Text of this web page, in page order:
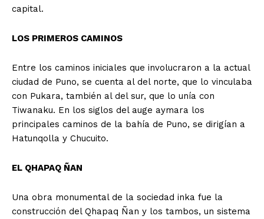
capital.
LOS PRIMEROS CAMINOS
Entre los caminos iniciales que involucraron a la actual
ciudad de Puno, se cuenta al del norte, que lo vinculaba
con Pukara, también al del sur, que lo unía con
Tiwanaku. En los siglos del auge aymara los
principales caminos de la bahía de Puno, se dirigían a
Hatunqolla y Chucuito.
EL QHAPAQ ÑAN
Una obra monumental de la sociedad inka fue la
construcción del Qhapaq Ñan y los tambos, un sistema